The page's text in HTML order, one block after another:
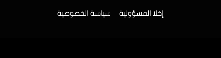
إخلا المسؤولية
سياسة الخصوصية